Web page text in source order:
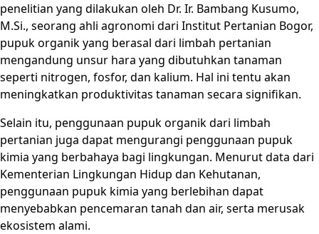
penelitian yang dilakukan oleh Dr. Ir. Bambang Kusumo,
M.Si., seorang ahli agronomi dari Institut Pertanian Bogor,
pupuk organik yang berasal dari limbah pertanian
mengandung unsur hara yang dibutuhkan tanaman
seperti nitrogen, fosfor, dan kalium. Hal ini tentu akan
meningkatkan produktivitas tanaman secara signifikan.
Selain itu, penggunaan pupuk organik dari limbah
pertanian juga dapat mengurangi penggunaan pupuk
kimia yang berbahaya bagi lingkungan. Menurut data dari
Kementerian Lingkungan Hidup dan Kehutanan,
penggunaan pupuk kimia yang berlebihan dapat
menyebabkan pencemaran tanah dan air, serta merusak
ekosistem alami.